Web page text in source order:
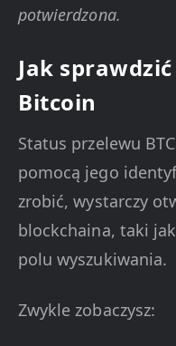
potwierdzona.
Jak
Bitcoin
Status przelewu
pomocą jego
zrobić, wystarczy
blockchaina, taki
polu wyszukiwania.
Zwykle zobaczysz: